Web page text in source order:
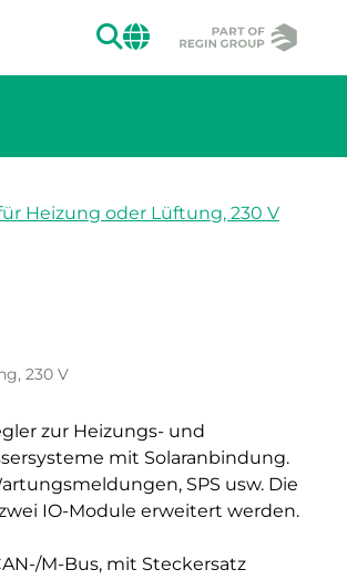
SUCHEN
CHANGE
Heizung oder Lüftung, 230 V
230 V
zur Heizungs- und
mit Solaranbindung.
SPS usw. Die
IO-Module erweitert werden.
M-Bus, mit Steckersatz